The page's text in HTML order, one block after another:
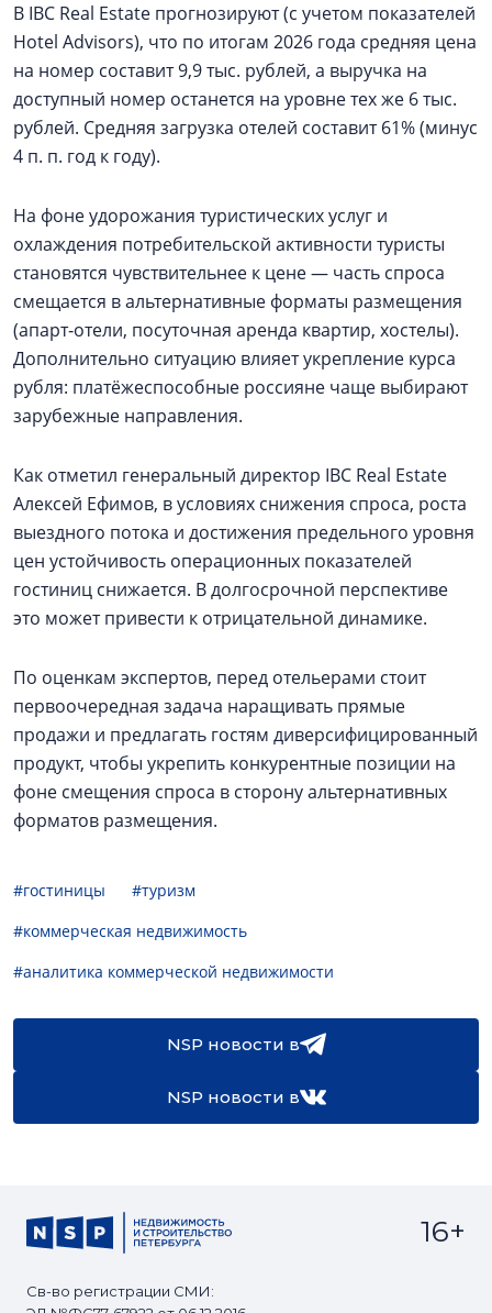
В IBC Real Estate прогнозируют (с учетом показателей
Hotel Advisors), что по итогам 2026 года средняя цена
на номер составит 9,9 тыс. рублей, а выручка на
доступный номер останется на уровне тех же 6 тыс.
рублей. Средняя загрузка отелей составит 61% (минус
4 п. п. год к году).
На фоне удорожания туристических услуг и
охлаждения потребительской активности туристы
становятся чувствительнее к цене — часть спроса
смещается в альтернативные форматы размещения
(апарт‑отели, посуточная аренда квартир, хостелы).
Дополнительно ситуацию влияет укрепление курса
рубля: платёжеспособные россияне чаще выбирают
зарубежные направления.
Как отметил генеральный директор IBC Real Estate
Алексей Ефимов, в условиях снижения спроса, роста
выездного потока и достижения предельного уровня
цен устойчивость операционных показателей
гостиниц снижается. В долгосрочной перспективе
это может привести к отрицательной динамике.
По оценкам экспертов, перед отельерами стоит
первоочередная задача наращивать прямые
продажи и предлагать гостям диверсифицированный
продукт, чтобы укрепить конкурентные позиции на
фоне смещения спроса в сторону альтернативных
форматов размещения.
#гостиницы
#туризм
#коммерческая недвижимость
#аналитика коммерческой недвижимости
NSP новости в
NSP новости в
Св-во регистрации СМИ:
16+